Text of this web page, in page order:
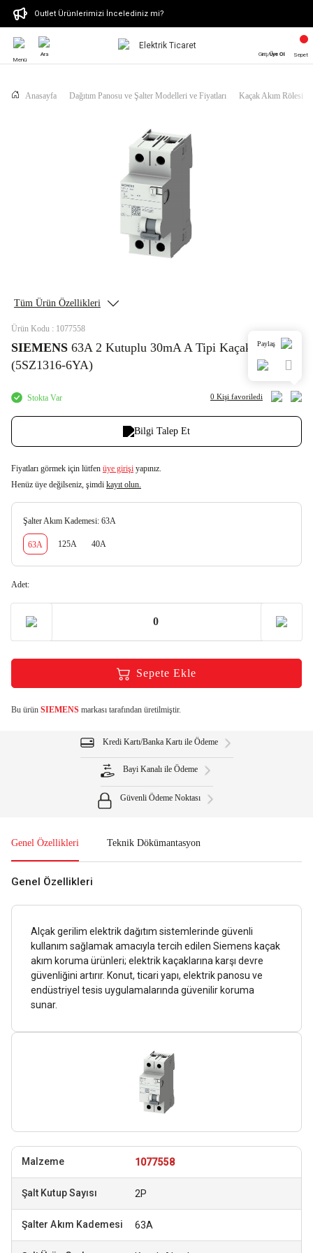
Outlet Ürünlerimizi İncelediniz mi?
Menü
Ara Giriş/Üye Ol Sepet
Anasayfa Dağıtım Panosu ve Şalter Modelleri ve Fiyatları Kaçak Akım Rölesi
Tüm Ürün Özellikleri
Ürün Kodu : 1077558
SIEMENS 63A 2 Kutuplu 30mA A Tipi Kaçak Akım
(5SZ1316-6YA)
Stokta Var 0 Kişi favoriledi
Paylaş
Bilgi Talep Et
Fiyatları görmek için lütfen üye girişi yapınız.
Henüz üye değilseniz, şimdi kayıt olun.
Şalter Akım Kademesi: 63A
63A 125A 40A
Adet:
Sepete Ekle
Bu ürün SIEMENS markası tarafından üretilmiştir.
Kredi Kartı/Banka Kartı ile Ödeme
Bayi Kanalı ile Ödeme
Güvenli Ödeme Noktası
Genel Özellikleri Teknik Dökümantasyon
Genel Özellikleri
Alçak gerilim elektrik dağıtım sistemlerinde güvenli
kullanım sağlamak amacıyla tercih edilen Siemens kaçak
akım koruma ürünleri; elektrik kaçaklarına karşı devre
güvenliğini artırır. Konut, ticari yapı, elektrik panosu ve
endüstriyel tesis uygulamalarında güvenilir koruma
sunar.
1077558
2P
63A